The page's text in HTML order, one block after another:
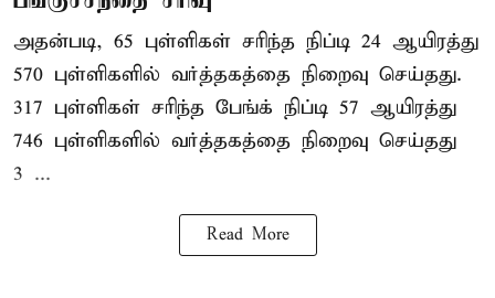
அதன்படி, 65 புள்ளிகள் சரிந்த நிப்டி 24 ஆயிரத்து
570 புள்ளிகளில் வர்த்தகத்தை நிறைவு செய்தது.
317 புள்ளிகள் சரிந்த பேங்க் நிப்டி 57 ஆயிரத்து
746 புள்ளிகளில் வர்த்தகத்தை நிறைவு செய்தது
3 ...
Read More